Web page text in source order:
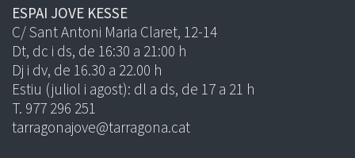
ESPAI JOVE KESSE
C/ Sant Antoni Maria Claret, 12-14
Dt, dc i ds, de 16:30 a 21:00 h
Dj i dv, de 16.30 a 22.00 h
Estiu (juliol i agost): dl a ds, de 17 a 21 h
T. 977 296 251
tarragonajove@tarragona.cat